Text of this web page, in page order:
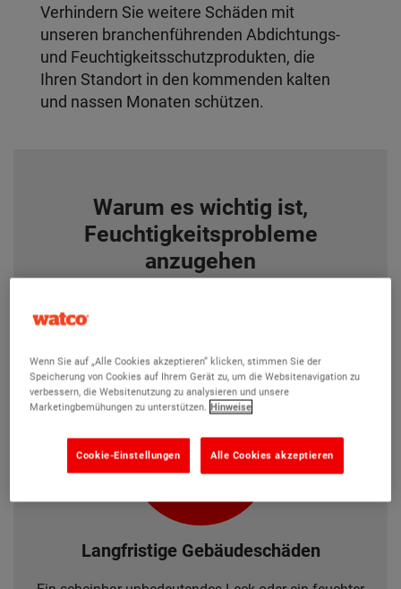
Verhindern Sie weitere Schäden mit
unseren branchenführenden Abdichtungs-
und Feuchtigkeitsschutzprodukten, die
Ihren Standort in den kommenden kalten
und nassen Monaten schützen.
Warum es wichtig ist,
Feuchtigkeitsprobleme
anzugehen
Langfristige Gebäudeschäden
Wenn Sie auf „Alle Cookies akzeptieren“ klicken, stimmen Sie der
Speicherung von Cookies auf Ihrem Gerät zu, um die Websitenavigation zu
verbessern, die Websitenutzung zu analysieren und unsere
Marketingbemühungen zu unterstützen. Hinweise
Alle Cookies akzeptieren
Cookie-Einstellungen